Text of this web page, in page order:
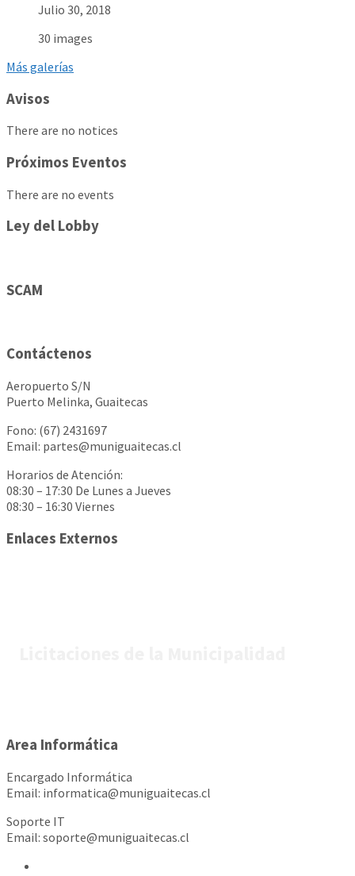
Julio 30, 2018
30 images
Más galerías
Avisos
There are no notices
Próximos Eventos
There are no events
Ley del Lobby
SCAM
Contáctenos
Aeropuerto S/N
Puerto Melinka, Guaitecas
Fono: (67) 2431697
Email: partes@muniguaitecas.cl
Horarios de Atención:
08:30 – 17:30 De Lunes a Jueves
08:30 – 16:30 Viernes
Enlaces Externos
Area Informática
Encargado Informática
Email: informatica@muniguaitecas.cl
Soporte IT
Email: soporte@muniguaitecas.cl